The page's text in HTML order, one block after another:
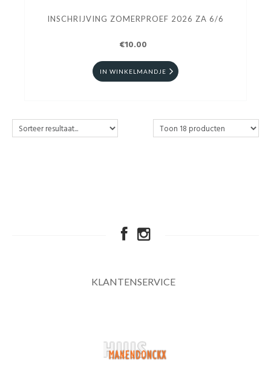
INSCHRIJVING ZOMERPROEF 2026 ZA 6/6
€10.00
IN WINKELMANDJE
KLANTENSERVICE